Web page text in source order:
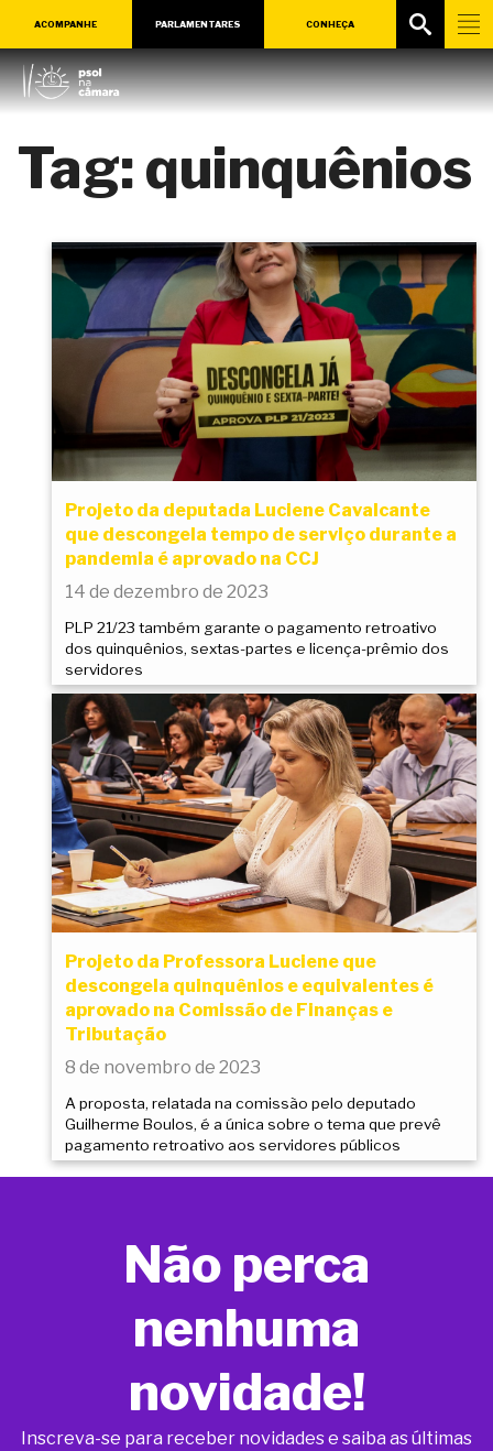
ACOMPANHE PARLAMENTARES CONHEÇA
Tag:quinquênios
Projeto da deputada Luciene Cavalcante
que descongela tempo de serviço durante a
pandemia é aprovado na CCJ
14 de dezembro de 2023
PLP 21/23 também garante o pagamento retroativo
dos quinquênios, sextas-partes e licença-prêmio dos
servidores
Projeto da Professora Luciene que
descongela quinquênios e equivalentes é
aprovado na Comissão de Finanças e
Tributação
8 de novembro de 2023
A proposta, relatada na comissão pelo deputado
Guilherme Boulos, é a única sobre o tema que prevê
pagamento retroativo aos servidores públicos
Não perca
nenhuma
novidade!
Inscreva-se para receber novidades e saiba as últimas